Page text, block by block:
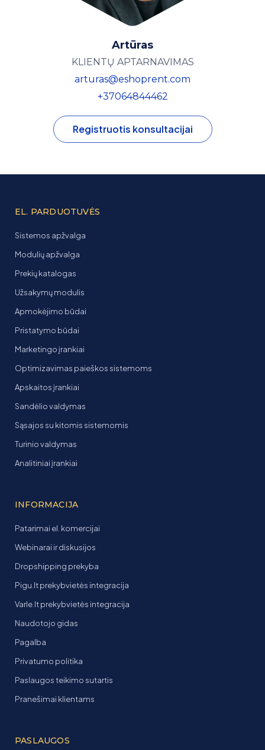
Artūras
KLIENTŲ APTARNAVIMAS
arturas@eshoprent.com
+37064844462
Registruotis konsultacijai
EL. PARDUOTUVĖS
Sistemos apžvalga
Modulių apžvalga
Prekių katalogas
Užsakymų modulis
Apmokėjimo būdai
Pristatymo būdai
Marketingo įrankiai
Optimizavimas paieškos sistemoms
Apskaitos įrankiai
Sandėlio valdymas
Sąsajos su kitomis sistemomis
Turinio valdymas
Analitiniai įrankiai
INFORMACIJA
Patarimai el. komercijai
Webinarai ir diskusijos
Dropshipping prekyba
Pigu.lt prekybvietės integracija
Varle.lt prekybvietės integracija
Naudotojo gidas
Pagalba
Privatumo politika
Paslaugos teikimo sutartis
Pranešimai klientams
PASLAUGOS